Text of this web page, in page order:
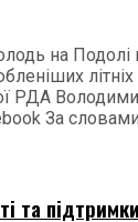
на Подолі
РДА
За
та